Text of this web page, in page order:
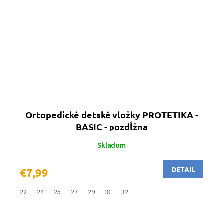
Ortopedické detské vložky PROTETIKA -
BASIC - pozdĺžna
Skladom
€7,99 DETAIL
22 24 25 27 29 30 32